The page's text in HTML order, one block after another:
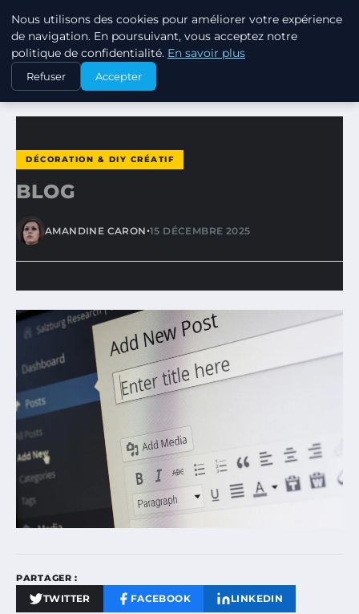
JARDINOTOP
ACCUEIL DÉCORATION & DIY CRÉATIF
DÉCORATION & DIY CRÉATIF
BLOG
AMANDINE CARON•15 DÉCEMBRE 2025
PARTAGER :
TWITTER FACEBOOK LINKEDIN
Nous utilisons des cookies pour améliorer votre expérience
de navigation. En poursuivant, vous acceptez notre
politique de confidentialité. En savoir plus
Refuser Accepter